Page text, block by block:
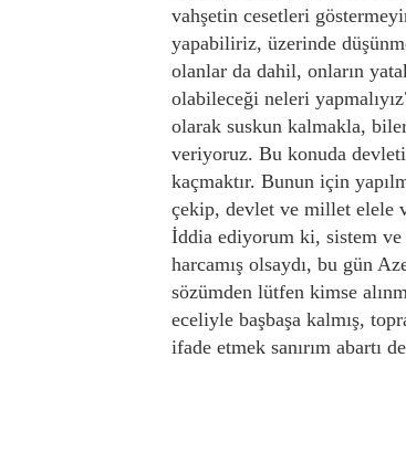
vahşetin cesetleri
yapabiliriz, üzerinde
olanlar da dahil, onların
olabileceği neleri
olarak suskun kalmakla,
veriyoruz. Bu konuda
kaçmaktır. Bunun için
çekip, devlet ve millet elele
İddia ediyorum ki, sistem
harcamış olsaydı, bu gün
sözümden lütfen kimse
eceliyle başbaşa kalmış,
ifade etmek sanırım abartı